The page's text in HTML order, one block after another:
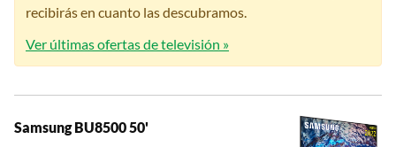
recibirás en cuanto las descubramos.
Ver últimas ofertas de televisión »
Samsung BU8500 50'